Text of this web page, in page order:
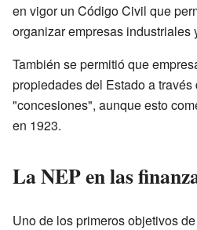
en vigor un Código Civil que
organizar empresas industriales
También se permitió que
propiedades del Estado a
"concesiones", aunque esto
en 1923.
La NEP en las
Uno de los primeros objetivos